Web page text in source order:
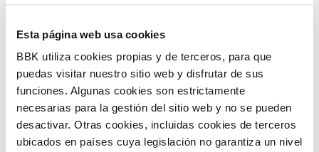
Esta página web usa cookies
BBK utiliza cookies propias y de terceros, para que
puedas visitar nuestro sitio web y disfrutar de sus
funciones. Algunas cookies son estrictamente
necesarias para la gestión del sitio web y no se pueden
desactivar. Otras cookies, incluidas cookies de terceros
ubicados en países cuya legislación no garantiza un nivel
TEMÁTICAS